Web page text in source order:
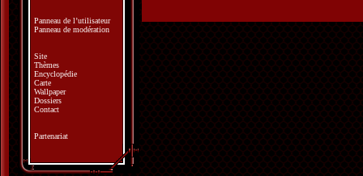
Panneau de l’utilisateur
Panneau de modération
Site
Thèmes
Encyclopédie
Carte
Wallpaper
Dossiers
Contact
Partenariat